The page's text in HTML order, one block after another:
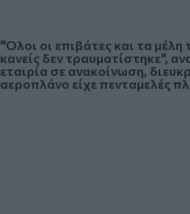
"Όλοι οι επιβάτες και τα
κανείς δεν τραυματίστηκε",
εταιρία σε ανακοίνωση,
αεροπλάνο είχε πενταμελές